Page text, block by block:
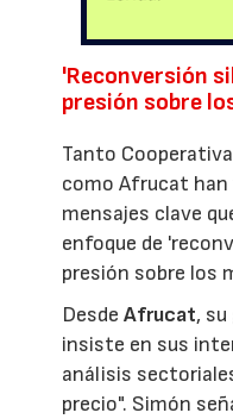
'Reconversión
presión sobre
Tanto
como Afrucat
mensajes clave
enfoque de
presión sobre los
DesdeAfrucat,
insiste en sus
análisis
precio". Simón